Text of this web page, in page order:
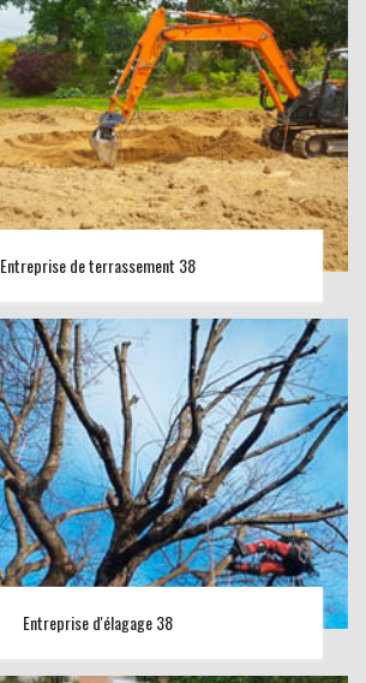
Entreprise de terrassement 38
Entreprise d'élagage 38